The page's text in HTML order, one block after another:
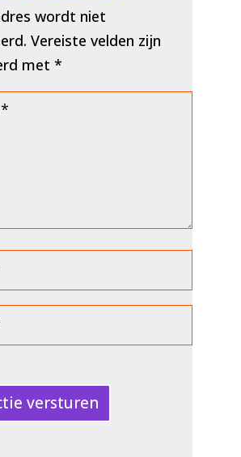
wordt niet
Vereiste velden zijn
met *
versturen